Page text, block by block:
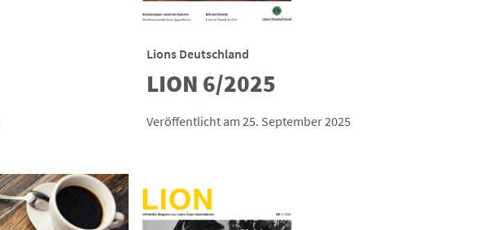
Lions Deutschland
LION 6/2025
Veröffentlicht am 25. September 2025